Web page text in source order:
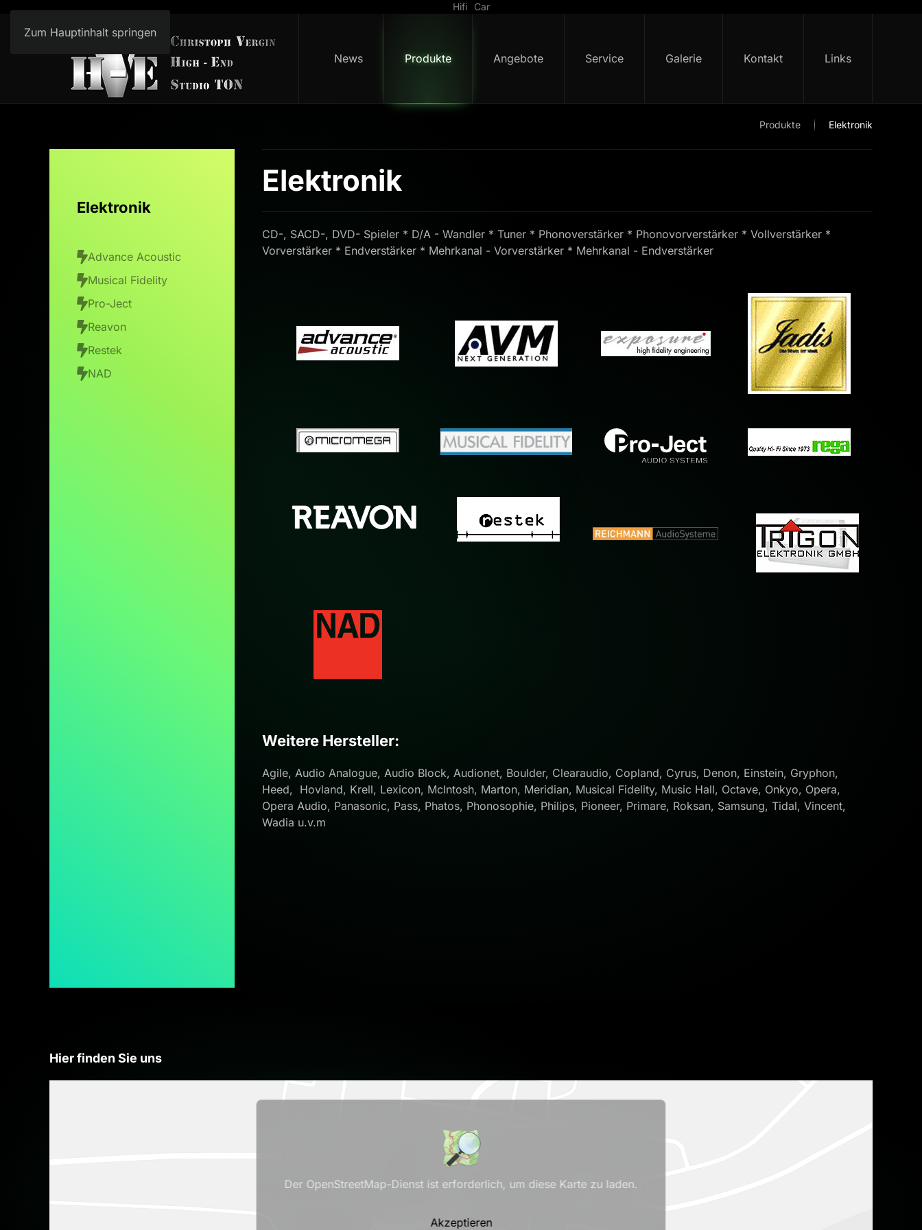
Zum Hauptinhalt springen
Hifi Car
News Produkte Angebote Service Galerie Kontakt Links
Produkte Elektronik
Elektronik
Advance Acoustic
Musical Fidelity
Pro-Ject
Reavon
Restek
NAD
Elektronik
CD-, SACD-, DVD- Spieler * D/A - Wandler * Tuner * Phonoverstärker * Phonovorverstärker * Vollverstärker *
Vorverstärker * Endverstärker * Mehrkanal - Vorverstärker * Mehrkanal - Endverstärker
Weitere Hersteller:
Agile, Audio Analogue, Audio Block, Audionet, Boulder, Clearaudio, Copland, Cyrus, Denon, Einstein, Gryphon,
Heed, Hovland, Krell, Lexicon, McIntosh, Marton, Meridian, Musical Fidelity, Music Hall, Octave, Onkyo, Opera,
Opera Audio, Panasonic, Pass, Phatos, Phonosophie, Philips, Pioneer, Primare, Roksan, Samsung, Tidal, Vincent,
Wadia u.v.m
Hier finden Sie uns
Der OpenStreetMap-Dienst ist erforderlich, um diese Karte zu laden.
Akzeptieren